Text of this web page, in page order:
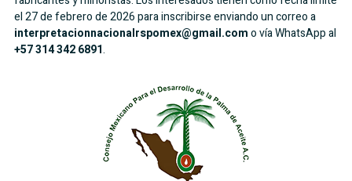
el 27 de febrero de 2026 para inscribirse enviando un correo a
interpretacionnacionalrspomex@gmail.como vía WhatsApp al
+57 314 342 6891.